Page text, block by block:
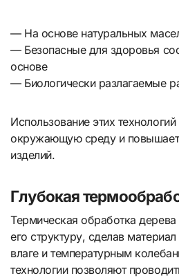
— На основе натуральных
— Безопасные для здоровья
основе
— Биологически разлагаемые
Использование этих
окружающую среду и повышает
изделий.
Глубокая
Термическая обработка дерева
его структуру, сделав
влаге и температурным
технологии позволяют